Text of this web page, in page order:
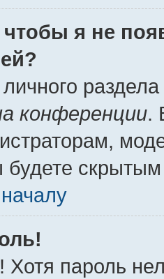
чтобы я не
личного
конференции.
Хотя пароль